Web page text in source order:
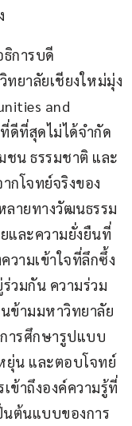
การบดี
ทยาลัยเชียงใหม่มุ่ง
and
ดีที่สุดไม่ได้จำกัด
ชน ธรรมชาติ และ
กโจทย์จริงของ
ายทางวัฒนธรรม
และความยั่งยืนที่
วามเข้าใจที่ลึกซึ้ง
วมกัน ความร่วม
นข้ามมหาวิทยาลัย
ารศึกษารูปแบบ
ยุ่น และตอบโจทย์
ข้าถึงองค์ความรู้ที่
ต้นแบบของการ